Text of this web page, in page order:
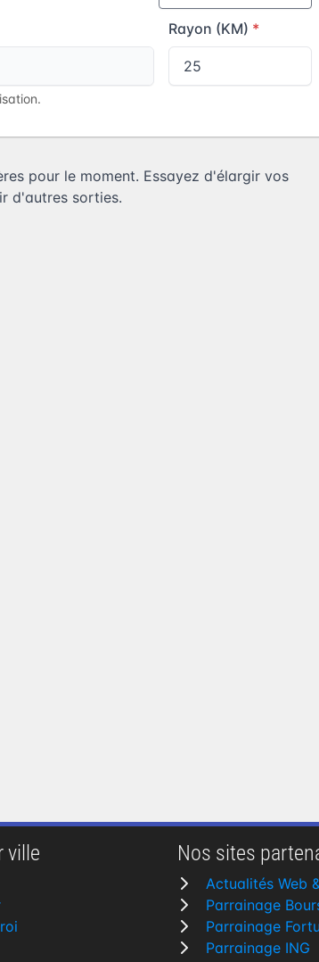
Rayon (KM)
pour le moment. Essayez d'élargir vos
d'autres sorties.
ville Nos sites
Actualités Web
Parrainage
Parrainage
Parrainage ING